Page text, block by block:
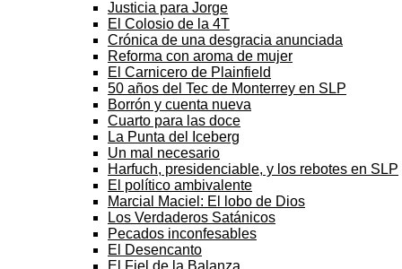
Justicia para Jorge
El Colosio de la 4T
Crónica de una desgracia anunciada
Reforma con aroma de mujer
El Carnicero de Plainfield
50 años del Tec de Monterrey en SLP
Borrón y cuenta nueva
Cuarto para las doce
La Punta del Iceberg
Un mal necesario
Harfuch, presidenciable, y los rebotes en SLP
El político ambivalente
Marcial Maciel: El lobo de Dios
Los Verdaderos Satánicos
Pecados inconfesables
El Desencanto
El Fiel de la Balanza